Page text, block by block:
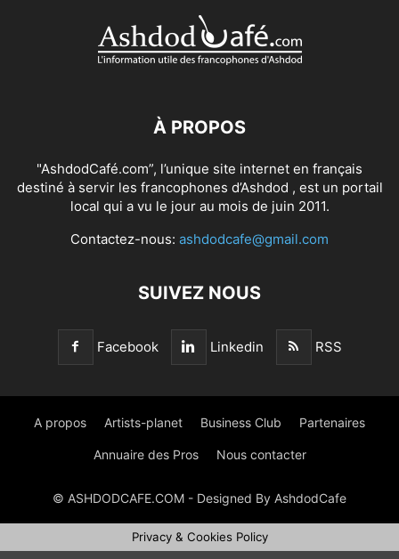
À PROPOS
"AshdodCafé.com”, l’unique site internet en français
destiné à servir les francophones d’Ashdod , est un portail
local qui a vu le jour au mois de juin 2011.
Contactez-nous: ashdodcafe@gmail.com
SUIVEZ NOUS
Facebook Linkedin RSS
A propos Artists-planet Business Club Partenaires
Annuaire des Pros Nous contacter
© ASHDODCAFE.COM - Designed By AshdodCafe
Privacy & Cookies Policy